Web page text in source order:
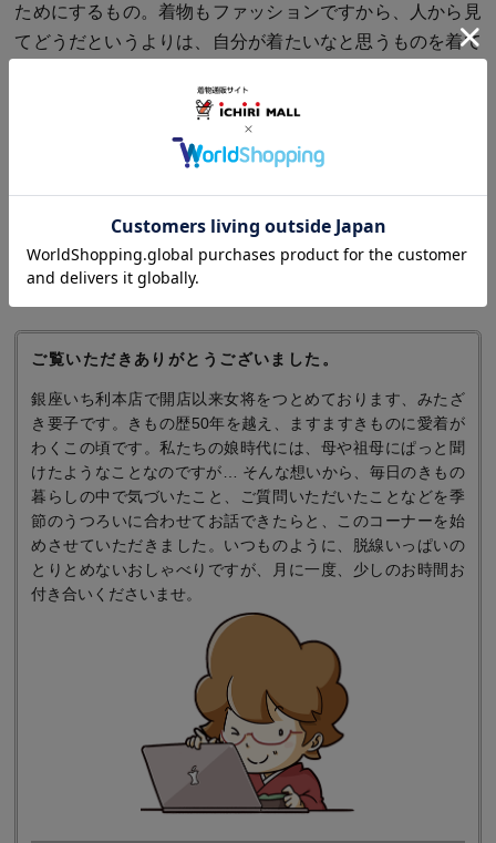
ためにするもの。着物もファッションですから、人から見
てどうだというよりは、自分が着たいなと思うものを着て
無難なものや人の意見で決めるより、自分がときめく着物
で、どんどん着物を楽しんでいただきたいなと思います。
前へ
ご覧いただきありがとうございました。
銀座いち利本店で開店以来女将をつとめております、みたざ
き要子です。きもの歴50年を越え、ますますきものに愛着が
わくこの頃です。私たちの娘時代には、母や祖母にぱっと聞
けたようなことなのですが… そんな想いから、毎日のきもの
暮らしの中で気づいたこと、ご質問いただいたことなどを季
節のうつろいに合わせてお話できたらと、このコーナーを始
めさせていただきました。いつものように、脱線いっぱいの
とりとめないおしゃべりですが、月に一度、少しのお時間お
付き合いくださいませ。